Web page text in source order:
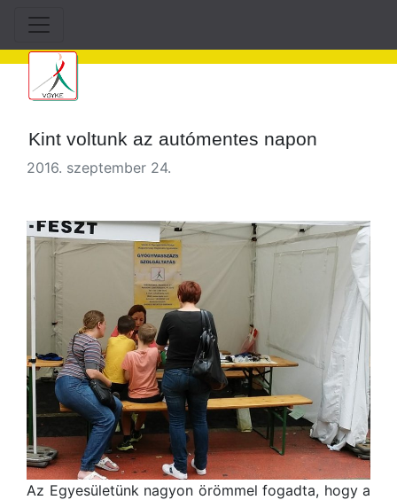
Kint voltunk az autómentes napon
2016. szeptember 24.
Az Egyesületünk nagyon örömmel fogadta, hogy a